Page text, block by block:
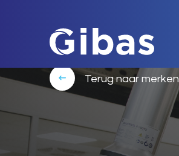
Terug naar merken